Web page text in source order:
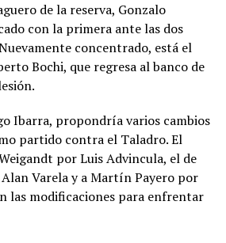
de la reserva, Gonzalo
con la primera ante las dos
concentrado, está el
Bochi, que regresa al banco de
Ibarra, propondría varios cambios
partido contra el Taladro. El
por Luis Advincula, el de
Varela y a Martín Payero por
las modificaciones para enfrentar